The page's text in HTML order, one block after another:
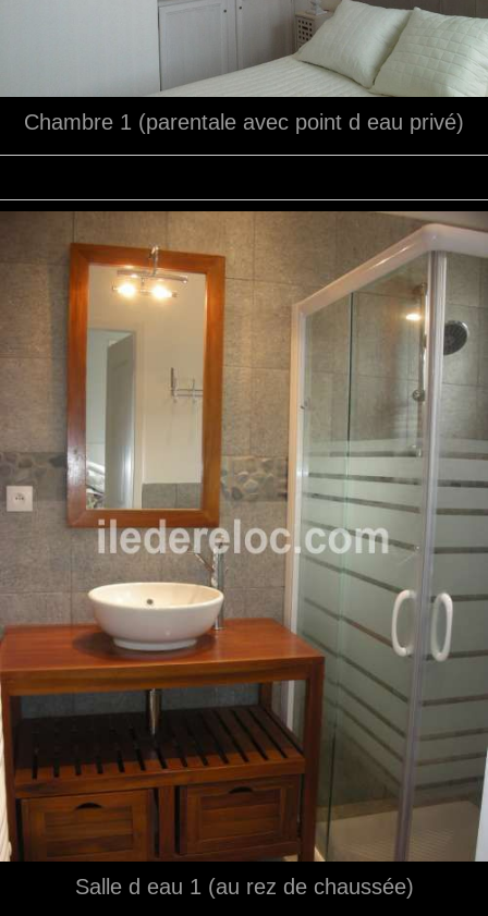
Chambre 1 (parentale avec point d eau privé)
Salle d eau 1 (au rez de chaussée)